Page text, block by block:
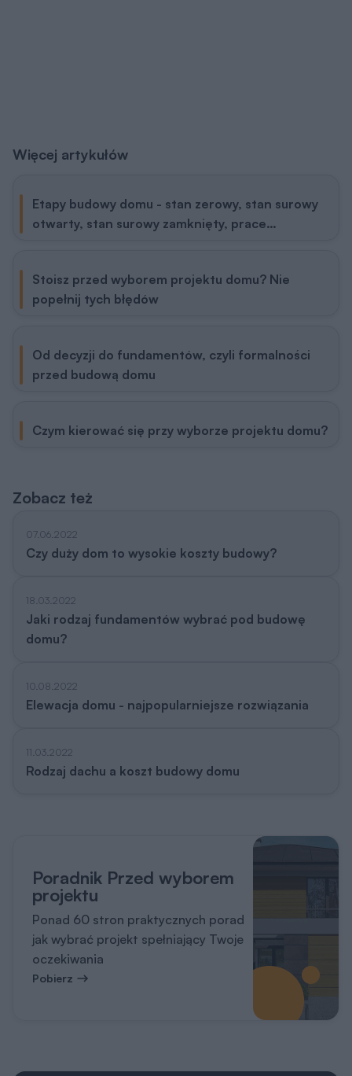
Więcej artykułów
Etapy budowy domu - stan zerowy, stan surowy
otwarty, stan surowy zamknięty, prace
Stoisz przed wyborem projektu domu? Nie
popełnij tych błędów
Od decyzji do fundamentów, czyli formalności
przed budową domu
Czym kierować się przy wyborze projektu domu?
Zobacz też
07.06.2022
Czy duży dom to wysokie koszty budowy?
18.03.2022
Jaki rodzaj fundamentów wybrać pod budowę
domu?
10.08.2022
Elewacja domu - najpopularniejsze rozwiązania
11.03.2022
Rodzaj dachu a koszt budowy domu
Poradnik Przed wyborem
projektu
Ponad 60 stron praktycznych porad
jak wybrać projekt spełniający Twoje
oczekiwania
Pobierz